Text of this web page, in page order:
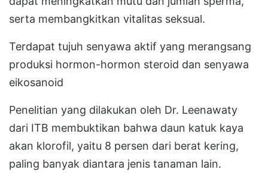
serta membangkitkan vitalitas seksual.
Terdapat tujuh senyawa aktif yang merangsang
produksi hormon-hormon steroid dan senyawa
eikosanoid
Penelitian yang dilakukan oleh Dr. Leenawaty
dari ITB membuktikan bahwa daun katuk kaya
akan klorofil, yaitu 8 persen dari berat kering,
paling banyak diantara jenis tanaman lain.